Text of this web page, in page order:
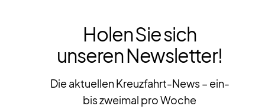
Holen Sie sich
unseren Newsletter!
Die aktuellen Kreuzfahrt-News – ein-
bis zweimal pro Woche